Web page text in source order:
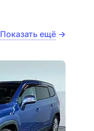
Показать ещё